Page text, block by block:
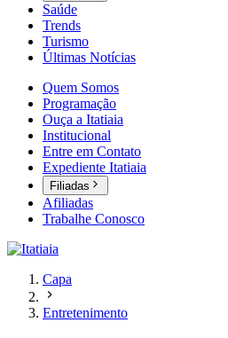
Saúde
Trends
Turismo
Últimas Notícias
Quem Somos
Programação
Ouça a Itatiaia
Institucional
Entre em Contato
Expediente Itatiaia
Filiadas
Afiliadas
Trabalhe Conosco
Capa
Entretenimento